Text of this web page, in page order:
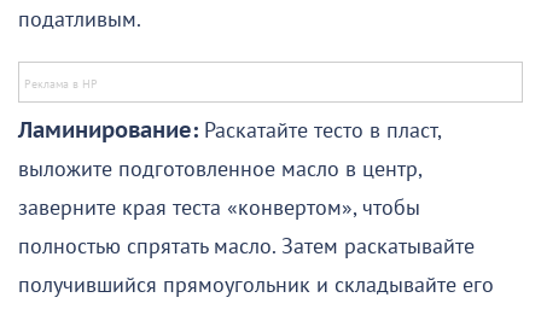
податливым.
Ламинирование: Раскатайте тесто в пласт,
выложите подготовленное масло в центр,
заверните края теста «конвертом», чтобы
полностью спрятать масло. Затем раскатывайте
получившийся прямоугольник и складывайте его